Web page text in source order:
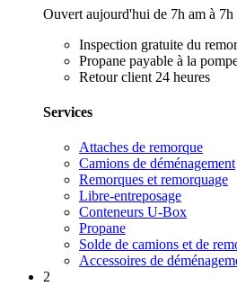
Ouvert aujourd'hui de 7h am à 7h
Inspection gratuite du
Propane payable à la
Retour client 24 heures
Services
Attaches de remorque
Camions de déménagement
Remorques et remorquage
Libre-entreposage
Conteneurs U-Box
Propane
Solde de camions et de
Accessoires de
2